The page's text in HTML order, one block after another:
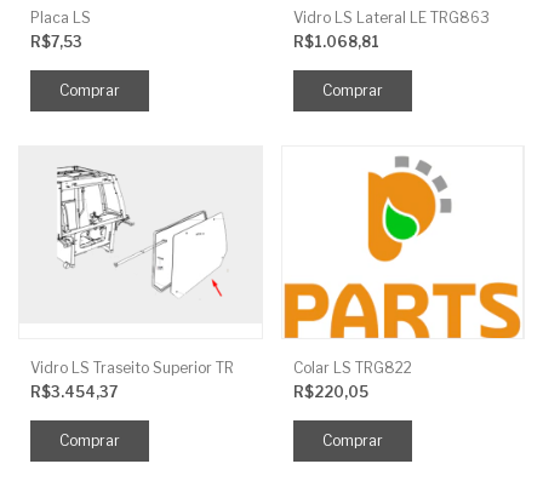
Placa LS
R$7,53
Vidro LS Lateral LE TRG863
R$1.068,81
Vidro LS Traseito Superior TR
R$3.454,37
Colar LS TRG822
R$220,05